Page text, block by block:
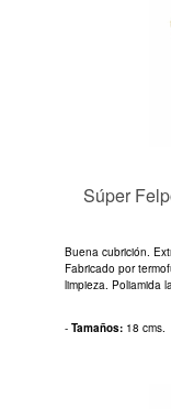
Súper
Buena cubrición.
Fabricado por
limpieza. Poliamida
- Tamaños: 18 cms.